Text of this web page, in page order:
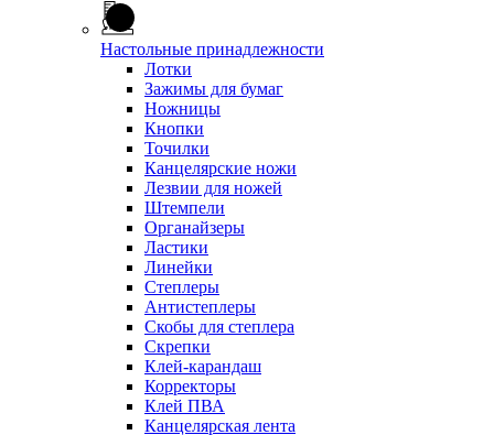
Настольные принадлежности
Лотки
Зажимы для бумаг
Ножницы
Кнопки
Точилки
Канцелярские ножи
Лезвии для ножей
Штемпели
Органайзеры
Ластики
Линейки
Степлеры
Антистеплеры
Скобы для степлера
Скрепки
Клей-карандаш
Корректоры
Клей ПВА
Канцелярская лента